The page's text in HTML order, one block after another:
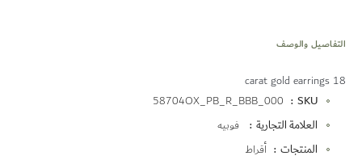
التفاصيل والوصف
18 carat gold earrings
المزيد
المعلومات
SKU
58704OX_PB_R_BBB_000
العلامة التجارية
فوبيه
المنتجات
أقراط